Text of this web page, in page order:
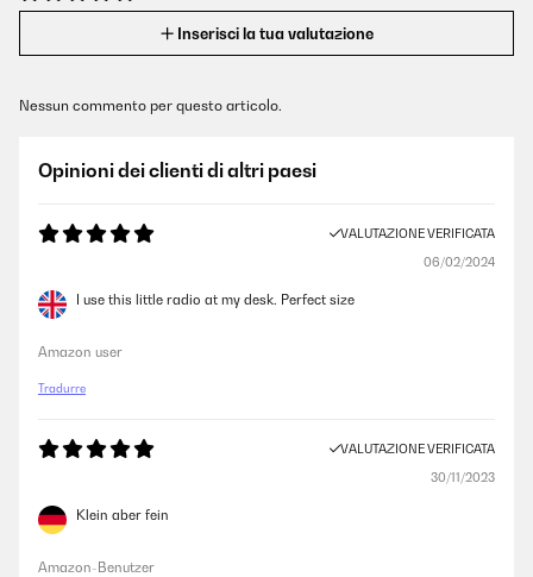
Inserisci la tua valutazione
Nessun commento per questo articolo.
Opinioni dei clienti di altri paesi
VALUTAZIONE VERIFICATA
06/02/2024
I use this little radio at my desk. Perfect size
Amazon user
Tradurre
VALUTAZIONE VERIFICATA
30/11/2023
Klein aber fein
Amazon-Benutzer